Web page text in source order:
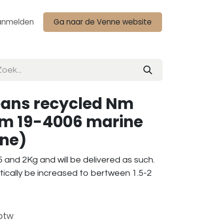
Ga naar de Venne website
recycled Nm
19-4006 marine
2Kg and will be delivered as such.
be increased to bertween 1.5-2